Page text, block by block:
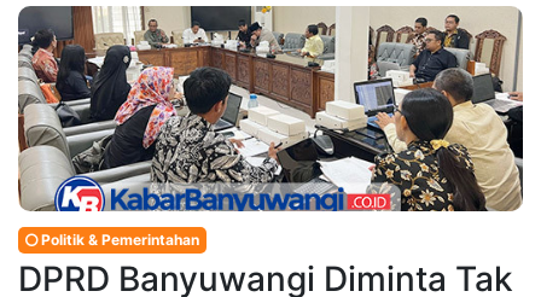
Politik & Pemerintahan
DPRD Banyuwangi Diminta Tak